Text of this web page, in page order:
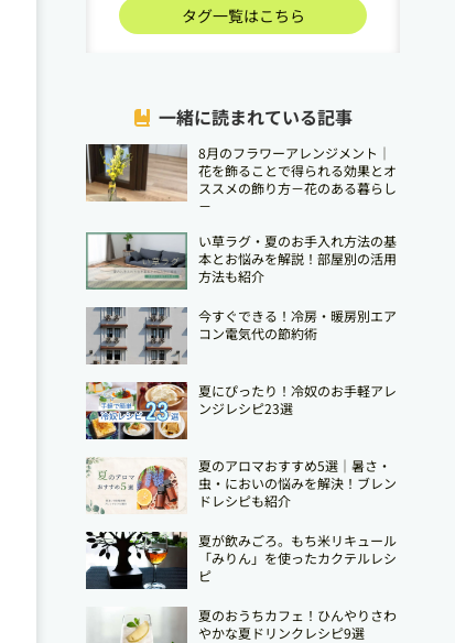
タグ一覧はこちら
一緒に読まれている記事
8月のフラワーアレンジメント｜
花を飾ることで得られる効果とオ
ススメの飾り方－花のある暮らし
－
い草ラグ・夏のお手入れ方法の基
本とお悩みを解説！部屋別の活用
方法も紹介
今すぐできる！冷房・暖房別エア
コン電気代の節約術
夏にぴったり！冷奴のお手軽アレ
ンジレシピ23選
夏のアロマおすすめ5選｜暑さ・
虫・においの悩みを解決！ブレン
ドレシピも紹介
夏が飲みごろ。もち米リキュール
「みりん」を使ったカクテルレシ
ピ
夏のおうちカフェ！ひんやりさわ
やかな夏ドリンクレシピ9選